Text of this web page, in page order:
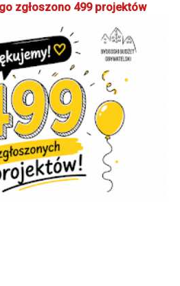
zgłoszono 499 projektów